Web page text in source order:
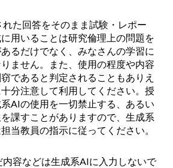
れた回答をそのまま試験・レポー
用いることは研究倫理上の問題を
るだけでなく
、みなさんの学習に
ません。
また、使用の程度や内容
であると判定されることもありえ
分注意して利用してください。 授
AIの使用を一切禁止する
あるい
を課すことがありますので、 生成系
当教員の指示に従ってください。
容などは生成系AIに 入力しないで